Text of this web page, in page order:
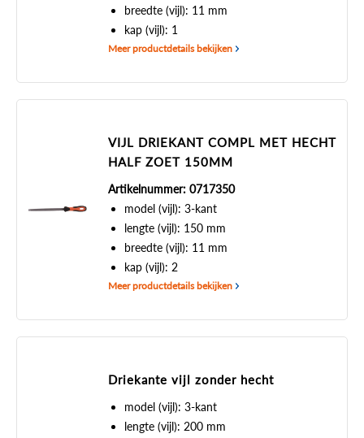
breedte (vijl): 11 mm
kap (vijl): 1
Meer productdetails bekijken
VIJL DRIEKANT COMPL MET HECHT
HALF ZOET 150MM
Artikelnummer: 0717350
model (vijl): 3-kant
lengte (vijl): 150 mm
breedte (vijl): 11 mm
kap (vijl): 2
Meer productdetails bekijken
Driekante vijl zonder hecht
model (vijl): 3-kant
lengte (vijl): 200 mm